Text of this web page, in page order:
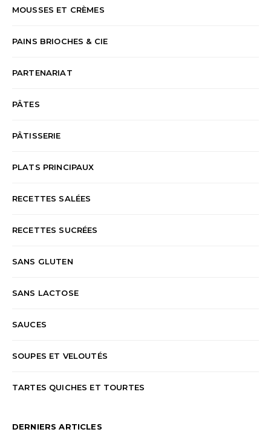
MOUSSES ET CRÈMES
PAINS BRIOCHES & CIE
PARTENARIAT
PÂTES
PÂTISSERIE
PLATS PRINCIPAUX
RECETTES SALÉES
RECETTES SUCRÉES
SANS GLUTEN
SANS LACTOSE
SAUCES
SOUPES ET VELOUTÉS
TARTES QUICHES ET TOURTES
DERNIERS ARTICLES